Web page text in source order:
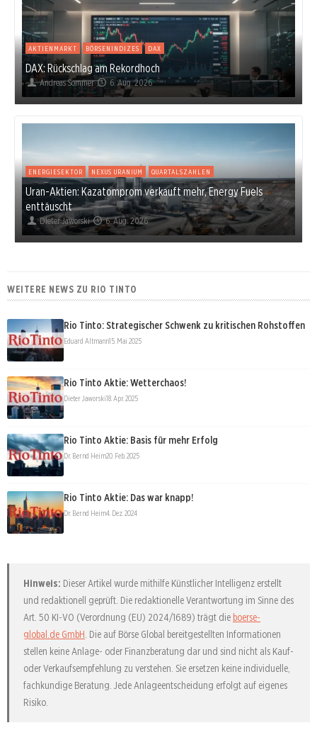
AKTIENMARKT BÖRSENINDIZES DAX
DAX: Rückschlag am Rekordhoch
Andreas Sommer 6. Aug. 2026
ENERGIESEKTOR NEXUS URANIUM QUARTALSZAHLEN
Uran-Aktien: Kazatomprom verkauft mehr, Energy Fuels
enttäuscht
Dieter Jaworski 6. Aug. 2026
WEITERE NEWS ZU RIO TINTO
Rio Tinto: Strategischer Schwenk zu kritischen Rohstoffen
Eduard Altmann15. Mai 2025
Rio Tinto Aktie: Wetterchaos!
Dieter Jaworski18. Apr. 2025
Rio Tinto Aktie: Basis für mehr Erfolg
Dr. Bernd Heim20. Feb. 2025
Rio Tinto Aktie: Das war knapp!
Dr. Bernd Heim4. Dez. 2024
Hinweis: Dieser Artikel wurde mithilfe Künstlicher Intelligenz erstellt
und redaktionell geprüft. Die redaktionelle Verantwortung im Sinne des
Art. 50 KI-VO (Verordnung (EU) 2024/1689) trägt die boerse-
global.de GmbH . Die auf Börse Global bereitgestellten Informationen
stellen keine Anlage- oder Finanzberatung dar und sind nicht als Kauf-
oder Verkaufsempfehlung zu verstehen. Sie ersetzen keine individuelle,
fachkundige Beratung. Jede Anlageentscheidung erfolgt auf eigenes
Risiko.